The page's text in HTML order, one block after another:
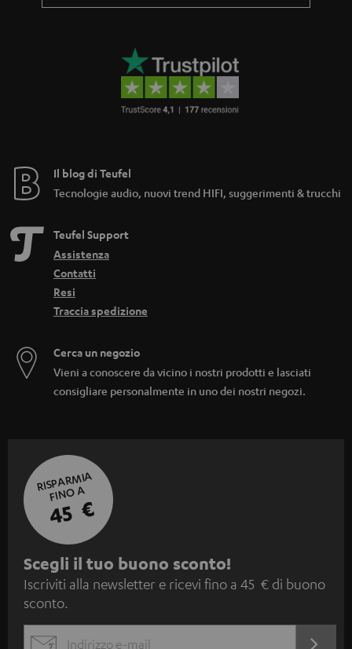
Il blog di Teufel
Tecnologie audio, nuovi trend HIFI, suggerimenti & trucchi
Teufel Support
Assistenza
Contatti
Resi
Traccia spedizione
Cerca un negozio
Vieni a conoscere da vicino i nostri prodotti e lasciati
consigliare personalmente in uno dei nostri negozi.
RISPARMIA
FINO A
45 €
I
s
c
Scegli il tuo buono sconto!
Iscriviti alla newsletter e ricevi fino a 45 € di buono
sconto.